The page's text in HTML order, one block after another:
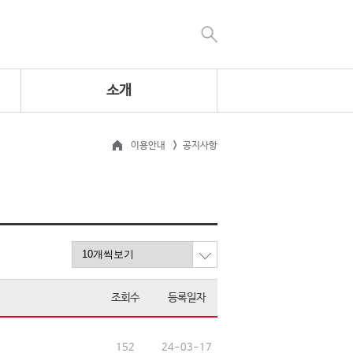
소개
이용안내 공지사항
조회수 등록일자
152 24-03-17